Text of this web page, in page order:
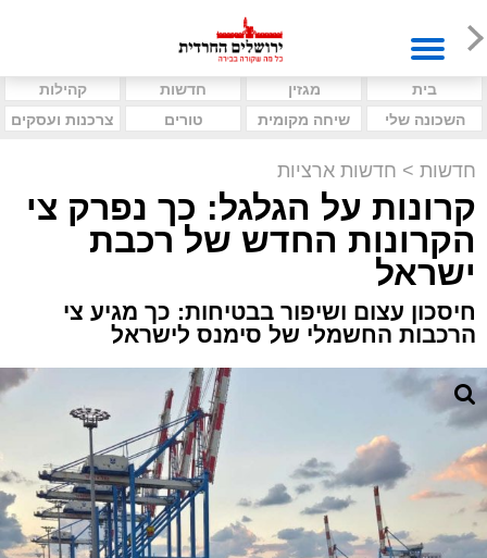
בית מגזין חדשות
קהילות
השכונה שלי
שיחה מקומית טורים צרכנות ועסקים
חדשות > חדשות ארציות
קרונות על הגלגל: כך נפרק צי
הקרונות החדש של רכבת
ישראל
חיסכון עצום ושיפור בבטיחות: כך מגיע צי
הרכבות החשמלי של סימנס לישראל